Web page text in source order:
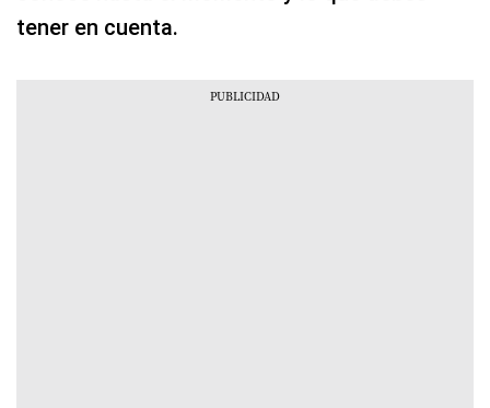
tener en cuenta.